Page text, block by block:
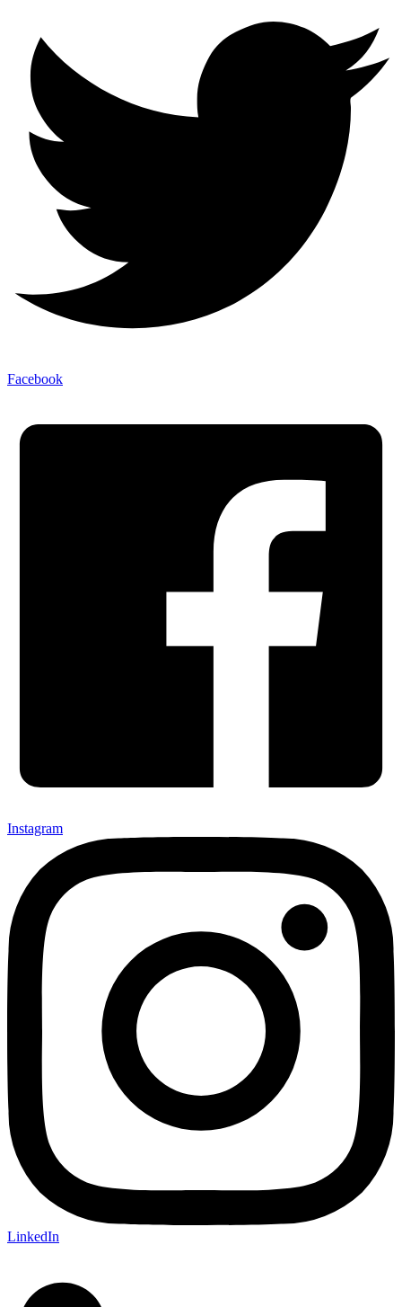
Facebook
Instagram
LinkedIn